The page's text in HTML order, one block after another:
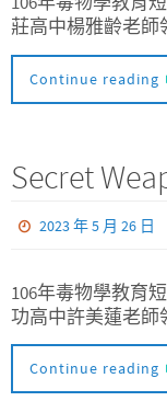
莊高中楊雅齡老師
Continue reading
Secret
2023 年 5 月 26 日
106年毒物學教育
功高中許美蓮老
Continue reading